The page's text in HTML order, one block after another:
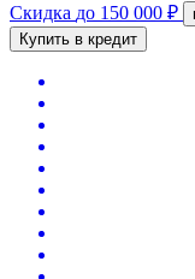
Скидка до 150 000 ₽
Купить в кредит